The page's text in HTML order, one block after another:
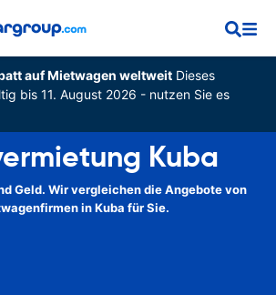
auf Mietwagen weltweitDieses
bis 11. August 2026 - nutzen Sie es
Kuba
Geld. Wir vergleichen die Angebote von
in Kuba für Sie.